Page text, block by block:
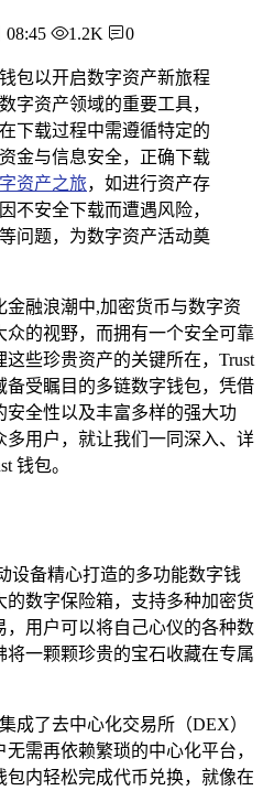
08:45 1.2K 0
包以开启数字资产新旅程
字资产领域的重要工具，
下载过程中需遵循特定的
金与信息安全，正确下载
资产之旅，如进行资产存
不安全下载而遭遇风险，
问题，为数字资产活动奠
融浪潮中,加密货币与数字资
的视野，而拥有一个安全可靠
些珍贵资产的关键所在，Trust
受瞩目的多链数字钱包，凭借
全性以及丰富多样的强大功
用户，就让我们一同深入、详
钱包。
设备精心打造的多功能数字钱
数字保险箱，支持多种加密货
用户可以将自己心仪的各种数
一颗颗珍贵的宝石收藏在专属
成了去中心化交易所（DEX）
需再依赖繁琐的中心化平台，
内轻松完成代币兑换，就像在